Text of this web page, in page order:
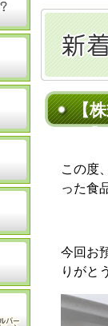
【
この度
った食
今回お
りがと